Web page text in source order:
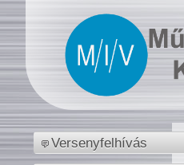
Versenyfelhívás